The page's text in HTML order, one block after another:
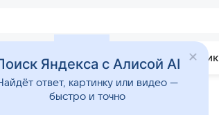
Развитие Почемучка Учебник
Яндекса с Алисой AI
ответ, картинку или видео —
быстро и точно